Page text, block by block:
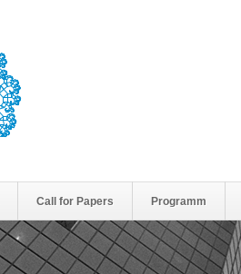
Call for Papers Programm